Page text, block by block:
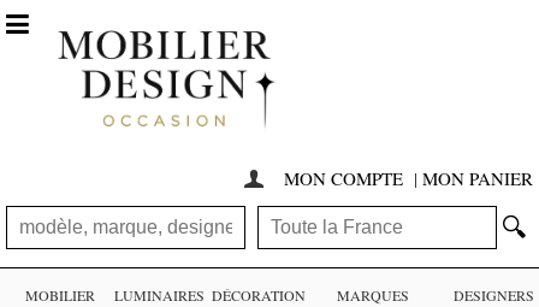
 MON COMPTE | MON PANIER
🔍

MOBILIER LUMINAIRES DÉCORATION MARQUES DESIGNERS